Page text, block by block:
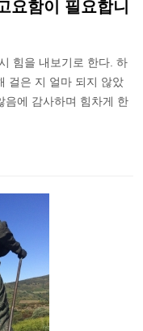
요함이 필요합니
힘을 내보기로 한다. 하
걸은 지 얼마 되지 않았
음에 감사하며 힘차게 한